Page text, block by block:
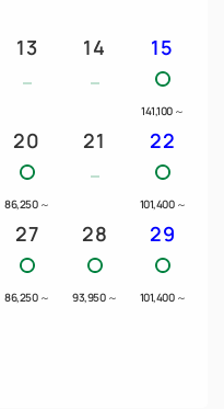
13 14 15
141,100 ～
20
86,250 ～
21 22
101,400 ～
27
86,250 ～
28
93,950 ～
29
101,400 ～